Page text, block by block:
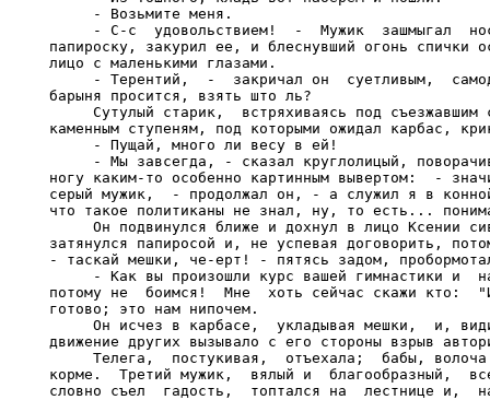
     - Возьмите меня.
- С-с  удовольствием!  -  Мужик  зашмыгал
папироску, закурил ее, и блеснувший огонь спички
лицо с маленькими глазами.
- Терентий,  -  закричал он  суетливым,
барыня просится, взять што ль?
Сутулый старик,  встряхиваясь под съезжавшим
каменным ступеням, под которыми ожидал карбас,
     - Пущай, много ли весу в ей!
- Мы завсегда, - сказал круглолицый,
ногу каким-то особенно картинным вывертом:  -
серый мужик,  - продолжал он, - а служил я в
что такое политиканы не знал, ну, то есть...
Он подвинулся ближе и дохнул в лицо Ксении
затянулся папиросой и, не успевая договорить,
- таскай мешки, че-ерт! - пятясь задом,
- Как вы произошли курс вашей гимнастики и
потому не  боимся!  Мне  хоть сейчас скажи кто:
готово; это нам нипочем.
Он исчез в карбасе,  укладывая мешки,  и,
движение других вызывало с его стороны взрыв
Телега,  постукивая,  отъехала;  бабы,
корме.  Третий мужик,  вялый и  благообразный,
словно съел  гадость,  топтался на  лестнице и,